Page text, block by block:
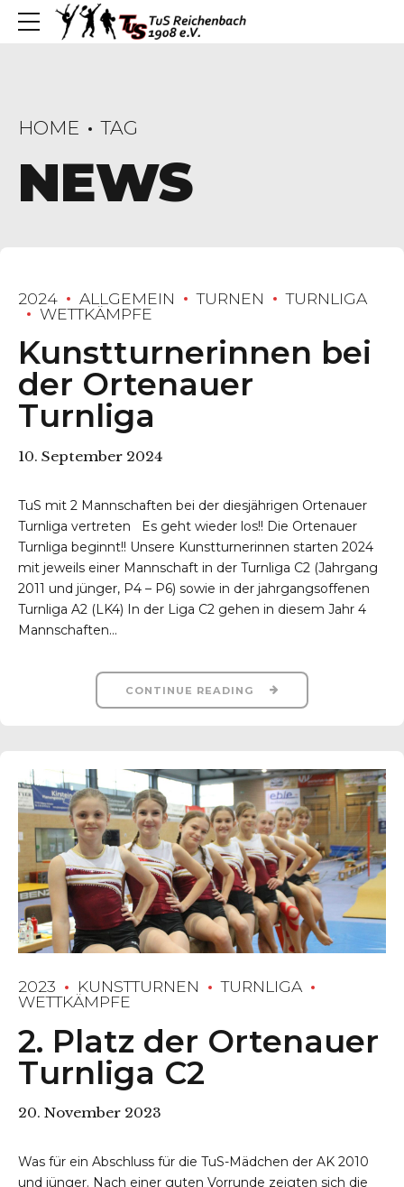
Reichenbach
HOME TAG
NEWS
2024 ALLGEMEIN TURNEN
TURNLIGA
WETTKÄMPFE
Kunstturnerinnen bei
der Ortenauer
Turnliga
10. September 2024
TuS mit 2 Mannschaften bei der diesjährigen Ortenauer
Turnliga vertreten Es geht wieder los!! Die Ortenauer
Turnliga beginnt!! Unsere Kunstturnerinnen starten 2024
mit jeweils einer Mannschaft in der Turnliga C2 (Jahrgang
2011 und jünger, P4 – P6) sowie in der jahrgangsoffenen
Turnliga A2 (LK4) In der Liga C2 gehen in diesem Jahr 4
Mannschaften...
CONTINUE READING
2023 KUNSTTURNEN
TURNLIGA
WETTKÄMPFE
2. Platz der Ortenauer
Turnliga C2
20. November 2023
Was für ein Abschluss für die TuS-Mädchen der AK 2010
und jünger. Nach einer guten Vorrunde zeigten sich die